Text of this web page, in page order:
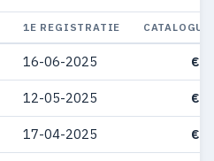
1E REGISTRATIE
16-06-2025 €
12-05-2025 €
17-04-2025 €